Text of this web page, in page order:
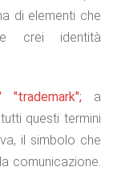
di elementi che
crei identità
"trademark"; a
questi termini
il simbolo che
comunicazione.